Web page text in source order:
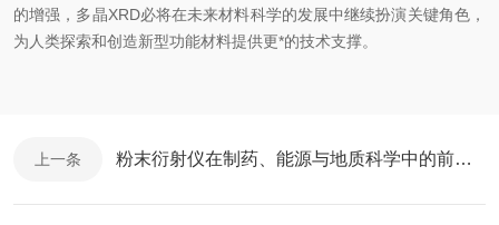
的增强，多晶XRD必将在未来材料科学的发展中继续扮演关键角色，
为人类探索和创造新型功能材料提供更*的技术支撑。
上一条 粉末衍射仪在制药、能源与地质科学中的前沿应用